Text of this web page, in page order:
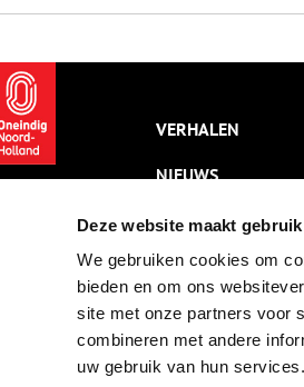
Deze website maakt
We gebruiken cookies om
bieden en om ons
site met onze partners voor
combineren met andere
uw gebruik van hun
te worden nadat de polder op
VERHALEN
NIEUWS
KALENDER
THEMA’S
ACTIVITEITEN
VIDEO’S